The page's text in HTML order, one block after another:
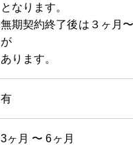
となります。
無期契約終了後は３ヶ月
が
あります。
有
3ヶ月 〜 6ヶ月